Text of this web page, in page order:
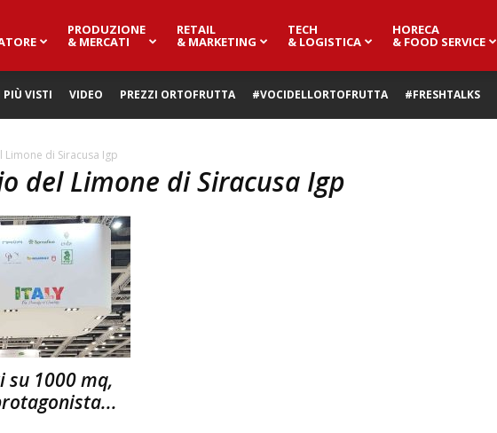
PRODUZIONE
& MERCATI
RETAIL
& MARKETING
TECH
& LOGISTICA
HORECA
& FOOD SERVICE
PIÙ VISTI VIDEO PREZZI ORTOFRUTTA #VOCIDELLORTOFRUTTA #FRESHTALKS
di Siracusa Igp
del Limone di Siracusa Igp
su 1000 mq,